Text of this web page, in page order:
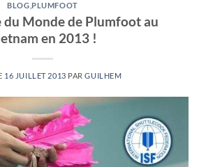
BLOG PLUMFOOT
du Monde de Plumfoot au
en 2013 !
16 JUILLET 2013 PARGUILHEM